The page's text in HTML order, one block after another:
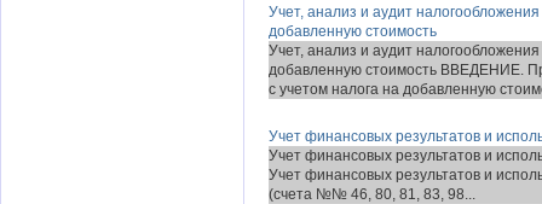
Учет, анализ и аудит
добавленную стоимость
Учет, анализ и аудит
добавленную стоимость ВВЕДЕНИЕ.
с учетом налога на добавленную
Учет финансовых результатов и
Учет финансовых результатов и
Учет финансовых результатов и
(счета №№ 46, 80, 81, 83, 98...